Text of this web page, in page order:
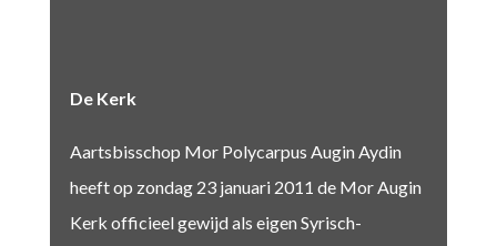
De Kerk
Aartsbisschop Mor Polycarpus Augin Aydin
heeft op zondag 23 januari 2011 de Mor Augin
Kerk officieel gewijd als eigen Syrisch-